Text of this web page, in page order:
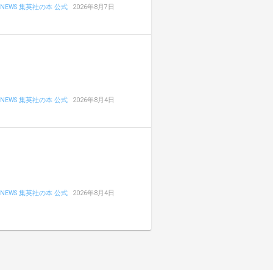
NEWS 集英社の本 公式 2026年8月7日
NEWS 集英社の本 公式 2026年8月4日
NEWS 集英社の本 公式 2026年8月4日